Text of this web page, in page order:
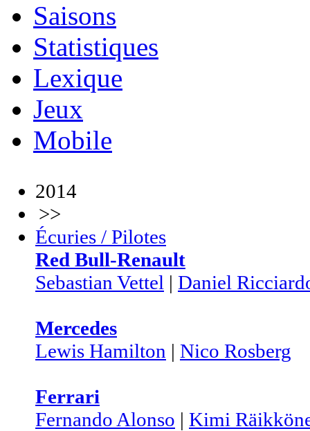
Saisons
Statistiques
Lexique
Jeux
Mobile
2014
>>
Écuries / Pilotes
Red Bull-Renault
Sebastian Vettel | Daniel
Mercedes
Lewis Hamilton | Nico Rosberg
Ferrari
Fernando Alonso | Kimi